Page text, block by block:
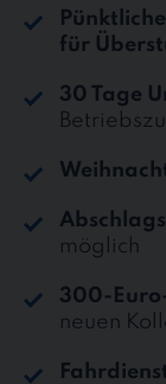
für
30 Tage
möglich
300-
neuen